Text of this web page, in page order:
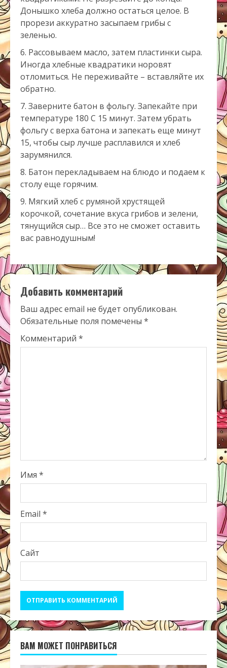
Донышко хлеба должно остаться целое. В
прорези аккуратно засыпаем грибы с
зеленью.
Рассовываем масло, затем пластинки сыра.
Иногда хлебные квадратики норовят
отломиться. Не переживайте – вставляйте их
обратно.
Заверните батон в фольгу. Запекайте при
температуре 180 С 15 минут. Затем убрать
фольгу с верха батона и запекать еще минут
15, чтобы сыр лучше расплавился и хлеб
зарумянился.
Батон перекладываем на блюдо и подаем к
столу еще горячим.
Мягкий хлеб с румяной хрустящей
корочкой, сочетание вкуса грибов и зелени,
тянущийся сыр… Все это не сможет оставить
вас равнодушным!
Добавить комментарий
Ваш адрес email не будет опубликован.
Обязательные поля помечены *
Комментарий *
Имя *
Email *
Сайт
ВАМ МОЖЕТ ПОНРАВИТЬСЯ